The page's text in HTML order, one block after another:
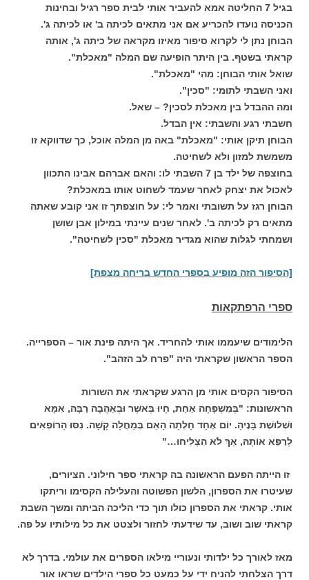
בגיל 7 החליטה אמא להעביר אותי לבית ספר רגיל ובחינות
הכניסה נועדו להכריע אם אני מתאים לכיתה ב' או לכיתה ג'.
הבוחן נתן לי לקרוא סיפור מאיזו מקראה של כיתה ג', אותה
קראתי בשטף. בין היתר הופיעה שם המלה "מאכלת".
שואל אותי הבוחן: מהי "מאכלת".
ואני השבתי לתומי: "סכין".
ומה ההבדל בין מאכלת לסכין? – שאל.
חשבתי רגע והשבתי: אין הבדל.
הבוחן תיקן אותי: "מאכלת" באה מן המלה אוכל, כך שדווקא זו
משמשת למזון ולא לשחיטה.
בחוצפה של ילד בן 7 השבתי לו: והאם אברהם אבינו התכוון
לאכול את יצחק לאחר שעמד לשחוט אותו במאכלת?
הבוחן רגז על תשובתי ואמר לי: על חוצפתך זו אני קובע שאתה
מתאים רק לכיתה ב'. לאחר שנים עיינתי במילון אבן שושן
ושמחתי לגלות שהוא מגדיר מאכלת "סכין לשחיטה".
[הסיפור הזה מופיע בספרי החדש בריחה מצפת]
ספרי הרפתקאות
הלימודים שיעממו אותי להחריד. אך היתה פינת אור – הספרייה.
הספר הראשון שקראתי היה "פרח לב הזהב".
הסיפור הקסים אותי מן הרגע שקראתי את השורות
הראשונות: "בְּמִשְׁפָּחָה אַחַת, חָיוּ בְּאשֶׁר וּבְאַהֲבָה רַבָּה, אִמָּא
וּשְׁלושֶׁת בָּנֶיהָ. יוֹם אֶחָד חָלְתָה הָאֵם בְּמַחֲלָה קָשָׁה. נִסּוּ הָרוֹפְאִים
לְרַפֵּא אוֹתָהּ, אַךְ לֹא הִצְלִיחוּ…"
זו הייתה הפעם הראשונה בה קראתי ספר חילוני. הציורים,
שעיטרו את הספרון, הלשון הפשוטה והעלילה הקסימו וריתקו
אותי. קראתי את הספרון כולו תוך כדי הליכה הביתה ומשך השבת
קראתי שוב ושוב, עד שידעתי לחזור ולצטט את כל מילותיו על פה.
מאז לאורך כל ילדותי ונעוריי מילאו הספרים את עולמי. בדרך לא
דרך הצלחתי להניח ידי על כמעט כל ספרי הילדים שראו אור